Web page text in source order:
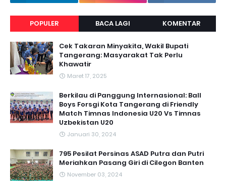
POPULER BACA LAGI KOMENTAR
Cek Takaran Minyakita, Wakil Bupati
Tangerang: Masyarakat Tak Perlu
Khawatir
Maret 17, 2025
Berkilau di Panggung Internasional: Ball
Boys Forsgi Kota Tangerang di Friendly
Match Timnas Indonesia U20 Vs Timnas
Uzbekistan U20
Januari 30, 2024
795 Pesilat Persinas ASAD Putra dan Putri
Meriahkan Pasang Giri di Cilegon Banten
November 03, 2024